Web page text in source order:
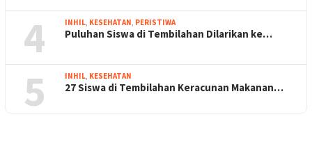
4 INHIL, KESEHATAN, PERISTIWA
Puluhan Siswa di Tembilahan Dilarikan ke…
5 INHIL, KESEHATAN
27 Siswa di Tembilahan Keracunan Makanan…